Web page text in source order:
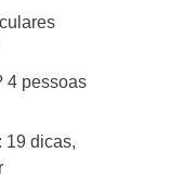
4 pessoas
19 dicas,